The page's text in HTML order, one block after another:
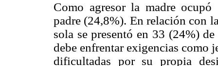
Como agresor la madre
padre (24,8%). En relación con
sola se presentó en 33 (24%)
debe enfrentar exigencias como
dificultadas por su propia